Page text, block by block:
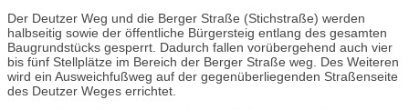
Der Deutzer Weg und die Berger Straße (Stichstraße) werden
halbseitig sowie der öffentliche Bürgersteig entlang des gesamten
Baugrundstücks gesperrt. Dadurch fallen vorübergehend auch vier
bis fünf Stellplätze im Bereich der Berger Straße weg. Des Weiteren
wird ein Ausweichfußweg auf der gegenüberliegenden Straßenseite
des Deutzer Weges errichtet.